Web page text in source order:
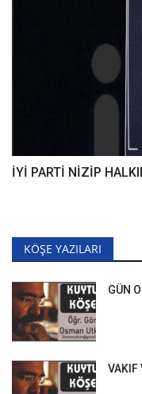
İYİ PARTİ NİZİP
KÖŞE YAZILARI
GÜN
VAKIF